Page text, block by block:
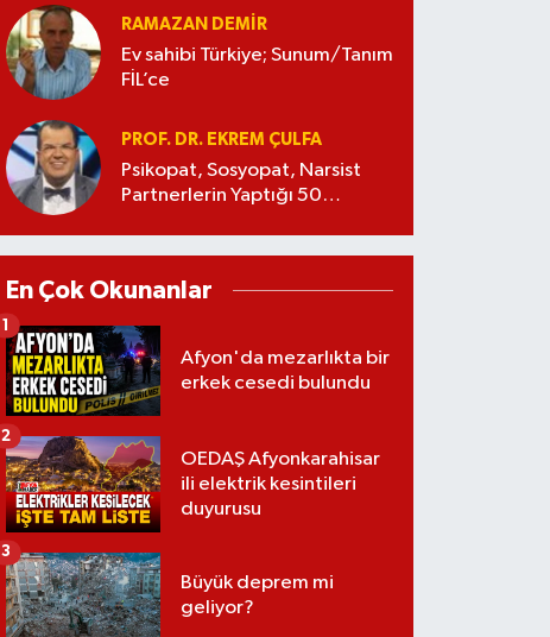
RAMAZAN DEMİR
Ev sahibi Türkiye; Sunum/Tanım
FİL’ce
PROF. DR. EKREM ÇULFA
Psikopat, Sosyopat, Narsist
Partnerlerin Yaptığı 50
En Çok Okunanlar
Afyon'da mezarlıkta bir
erkek cesedi bulundu
1
OEDAŞ Afyonkarahisar
ili elektrik kesintileri
duyurusu
2
Büyük deprem mi
geliyor?
3